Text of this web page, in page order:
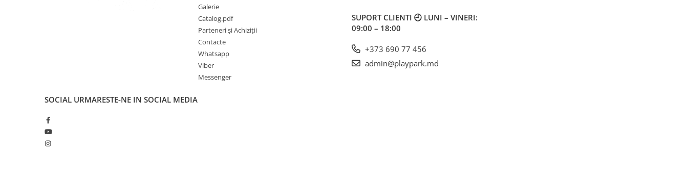
Galerie
Catalog.pdf
Parteneri și Achiziții
Contacte
Whatsapp
Viber
Messenger
SUPORT CLIENTI 🕘 LUNI – VINERI:
09:00 – 18:00
+373 690 77 456
admin@playpark.md
SOCIAL URMARESTE-NE IN SOCIAL MEDIA